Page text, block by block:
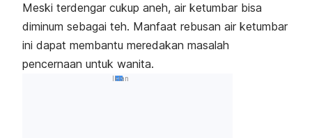
Meski terdengar cukup aneh, air ketumbar bisa
diminum sebagai teh. Manfaat rebusan air ketumbar
ini dapat membantu meredakan masalah
pencernaan untuk wanita.
Iklan